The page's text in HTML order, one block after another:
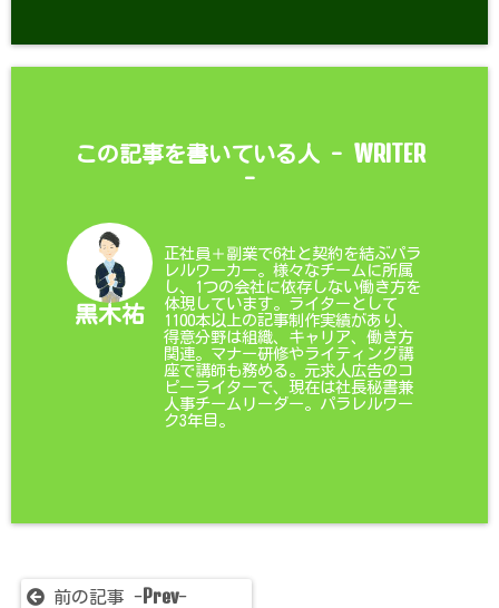
この記事を書いている人 - WRITER
-
黒木祐
正社員＋副業で6社と契約を結ぶパラ
レルワーカー。様々なチームに所属
し、1つの会社に依存しない働き方を
体現しています。ライターとして
1100本以上の記事制作実績があり、
得意分野は組織、キャリア、働き方
関連。マナー研修やライティング講
座で講師も務める。元求人広告のコ
ピーライターで、現在は社長秘書兼
人事チームリーダー。パラレルワー
ク3年目。
前の記事 -Prev-